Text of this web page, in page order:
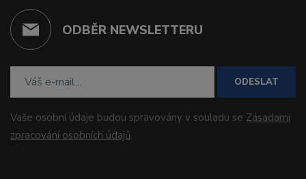
ODBĚR NEWSLETTERU
ODESLAT
Vaše osobní údaje budou spravovány v souladu se Zásadami
zpracování osobních údajů.